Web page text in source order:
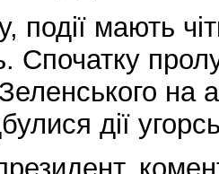
мають
Спочатку
на
дії